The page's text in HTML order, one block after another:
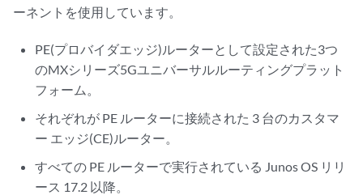
ーネントを使用しています。
PE(プロバイダエッジ)ルーターとして設定された3つ
のMXシリーズ5Gユニバーサルルーティングプラット
フォーム。
それぞれが PE ルーターに接続された 3 台のカスタマ
ー エッジ(CE)ルーター。
すべての PE ルーターで実行されている Junos OS リリ
ース 17.2 以降。